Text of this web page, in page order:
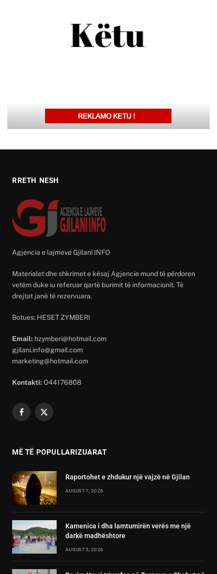
RRETH NESH
Agjencia e lajmeve Gjilani INFO
Materialet dhe shkrimet e kësaj Agjencie mund të përdoren
vetëm duke iu referuar qartë burimit të informacionit. Të
drejtat janë të rezervuara.
Botues: HESET ZYMBERI
Email: hzymberi@hotmail.com
gjilani.info@gmail.com
marketing@hotmail.com
Kontakti: O44176808
Facebook
X
MË TË POPULLARIZUARAT
Raportohet e zhdukur një vajzë në Gjilan
AUGUST 7, 2026
Kamenica i dha lamtumirën verës me një
darkë madhështore
AUGUST 5, 2026